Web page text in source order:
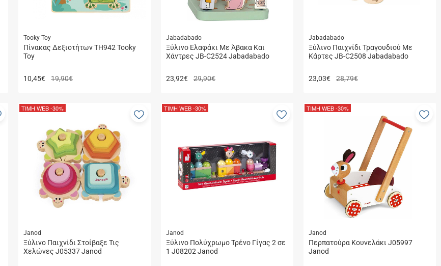
Tooky Toy
Πίνακας Δεξιοτήτων TH942 Tooky
Toy
10,45€ 19,90€
Jabadabado
Ξύλινο Ελαφάκι Με Άβακα Και
Χάντρες JB-C2524 Jabadabado
23,92€ 29,90€
Jabadabado
Ξύλινο Παιχνίδι Τραγουδιού Με
Κάρτες JB-C2508 Jabadabado
23,03€ 28,79€
Προσθήκη
αγαπημένα
Janod
Ξύλινο Παιχνίδι Στοίβαξε Τις
Χελώνες J05337 Janod
ΤΙΜΗ WEB-30%
Προσθήκη
Janod
Ξύλινο Πολύχρωμο Τρένο Γίγας 2 σε
1 J08202 Janod
ΤΙΜΗ WEB-30%
Προσθήκη
Janod
Περπατούρα Κουνελάκι J05997
Janod
ΤΙΜΗ WEB-30%